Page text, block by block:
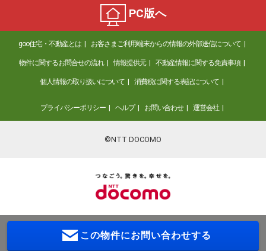
PC版へ
goo住宅・不動産とは お客さまご利用端末からの情報の外部送信について
物件に関するお問合せの流れ 情報提供元 不動産情報に関する免責事項
個人情報の取り扱いについて 消費税に関する表記について
プライバシーポリシー ヘルプ お問い合わせ 運営会社
©NTT DOCOMO
この物件にお問い合わせする